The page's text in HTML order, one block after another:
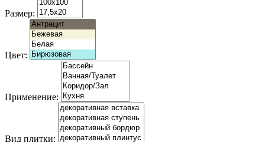
Размер:
Цвет:
Применение:
Вид плитки: